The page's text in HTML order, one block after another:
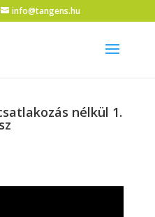
info@tangens.hu
nélkül 1.